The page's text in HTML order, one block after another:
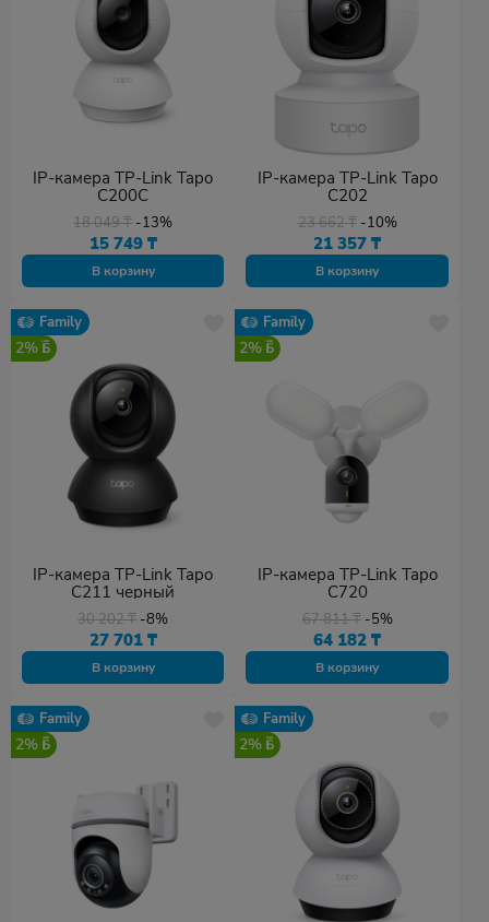
IP-камера TP-Link Tapo
C200C
18 049₸ -13%
15 749 ₸
В корзину
IP-камера TP-Link Tapo
C202
23 662₸ -10%
21 357₸
В корзину
Family
2%
IP-камера TP-Link Tapo
C211 черный
30 202₸ -8%
27 701 ₸
В корзину
Family
2%
IP-камера TP-Link Tapo
C720
67 811₸ -5%
64 182₸
В корзину
Family
2%
Family
2%